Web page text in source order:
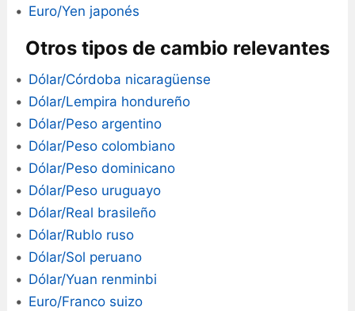
Euro/Yen japonés
Otros tipos de cambio relevantes
Dólar/Córdoba nicaragüense
Dólar/Lempira hondureño
Dólar/Peso argentino
Dólar/Peso colombiano
Dólar/Peso dominicano
Dólar/Peso uruguayo
Dólar/Real brasileño
Dólar/Rublo ruso
Dólar/Sol peruano
Dólar/Yuan renminbi
Euro/Franco suizo